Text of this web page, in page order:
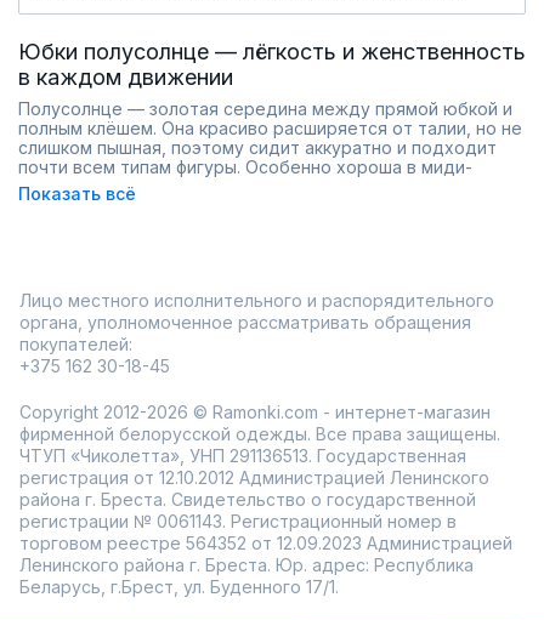
Юбки полусолнце — лёгкость и женственность
в каждом движении
Полусолнце — золотая середина между прямой юбкой и
полным клёшем. Она красиво расширяется от талии, но не
слишком пышная, поэтому сидит аккуратно и подходит
почти всем типам фигуры. Особенно хороша в миди-
длине: удлиняет ноги и создаёт мягкий силуэт «песочные
часы».
Тренд сезона — полусолнце с высокой талией и тонким
поясом.
Посадка на резинке или молнии — комфорт и точная
фиксация
принтов
Размеры до очень больших — полусолнце идёт
практически всем
Ramonki предлагает качественные полусолнце, которые
не топорщатся и долго держат вид. Быстрая доставка по
Миру, примерка перед оплатой и регулярные скидки —
всё, чтобы покупка была приятной. Возьмите одну такую
юбку — и поймёте, почему её так любят за
универсальность и лёгкость.
Показать всё
Лицо местного исполнительного и распорядительного
органа, уполномоченное рассматривать обращения
покупателей:
+375 162 30-18-45
Copyright 2012-2026 © Ramonki.com - интернет-магазин
фирменной белорусской одежды. Все права защищены.
ЧТУП «Чиколетта», УНП 291136513. Государственная
регистрация от 12.10.2012 Администрацией Ленинского
района г. Бреста. Свидетельство о государственной
регистрации № 0061143. Регистрационный номер в
торговом реестре 564352 от 12.09.2023 Администрацией
Ленинского района г. Бреста. Юр. адрес: Республика
Беларусь, г.Брест, ул. Буденного 17/1.